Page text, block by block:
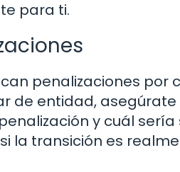
para ti.
penalizaciones por
de entidad,
y cuál
la transición es